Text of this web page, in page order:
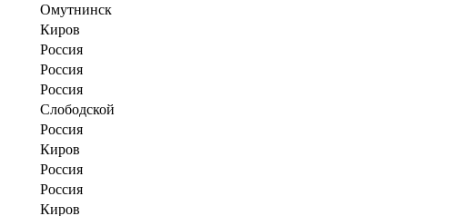
Омутнинск
Киров
Россия
Россия
Россия
Слободской
Россия
Киров
Россия
Россия
Киров